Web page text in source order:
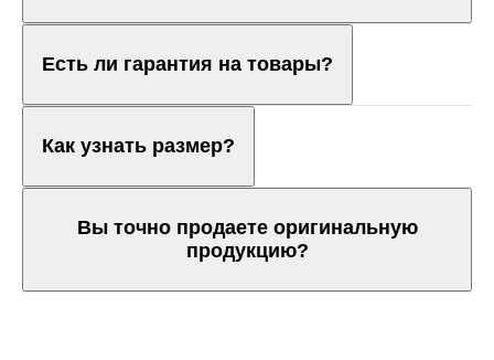
Есть ли гарантия на товары?
Как узнать размер?
Вы точно продаете оригинальную
продукцию?